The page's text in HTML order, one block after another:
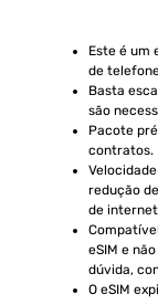
Este é um
de
Basta
são
Pacote
contratos.
redução
de
eSIM e
dúvida,
O eSIM